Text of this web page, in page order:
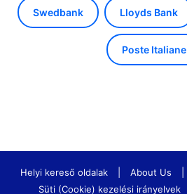
Swedbank Lloyds Bank
Poste Italiane
Helyi kereső oldalak About Us
Süti (Cookie) kezelési irányelvek